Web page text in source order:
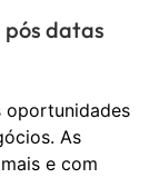
datas
oportunidades
As
e com